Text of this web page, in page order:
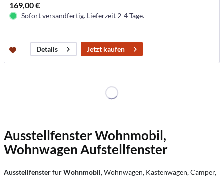
169,00 €
Sofort versandfertig. Lieferzeit 2-4 Tage.
Details Jetzt kaufen
Ausstellfenster Wohnmobil,
Wohnwagen Aufstellfenster
AusstellfensterfürWohnmobil, Wohnwagen, Kastenwagen, Camper,